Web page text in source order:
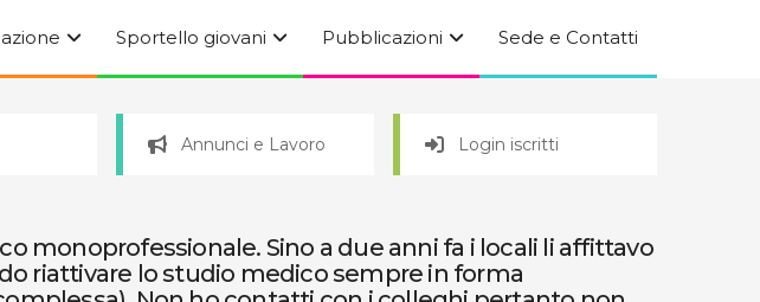
Sportello giovani Pubblicazioni Sede e Contatti
Annunci e Lavoro Login iscritti
monoprofessionale. Sino a due anni fa i locali li affittavo
riattivare lo studio medico sempre in forma